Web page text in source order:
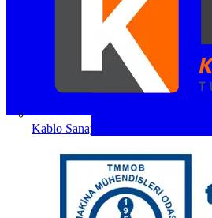
Kablo Sanayicileri Derneği